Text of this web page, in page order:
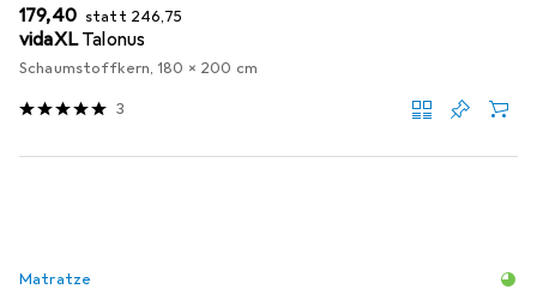
EUR
179,40 statt EUR
246,75
vidaXL Talonus
Schaumstoffkern, 180 x 200 cm
3
Matratze